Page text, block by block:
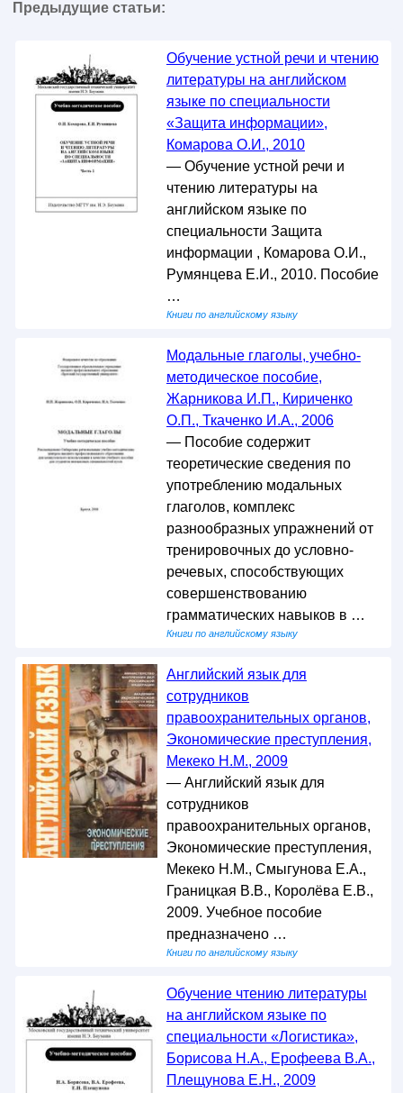
Предыдущие статьи:
Обучение устной речи и чтению
литературы на английском
языке по специальности
«Защита информации»,
Комарова О.И., 2010
— Обучение устной речи и
чтению литературы на
английском языке по
специальности Защита
информации , Комарова О.И.,
Румянцева Е.И., 2010. Пособие
…
Книги по английскому языку
Модальные глаголы, учебно-
методическое пособие,
Жарникова И.П., Кириченко
О.П., Ткаченко И.А., 2006
— Пособие содержит
теоретические сведения по
употреблению модальных
глаголов, комплекс
разнообразных упражнений от
тренировочных до условно-
речевых, способствующих
совершенствованию
грамматических навыков в …
Книги по английскому языку
Английский язык для
сотрудников
правоохранительных органов,
Экономические преступления,
Мекеко Н.М., 2009
— Английский язык для
сотрудников
правоохранительных органов,
Экономические преступления,
Мекеко Н.М., Смыгунова Е.А.,
Границкая В.В., Королёва Е.В.,
2009. Учебное пособие
предназначено …
Книги по английскому языку
Обучение чтению литературы
на английском языке по
специальности «Логистика»,
Борисова Н.А., Ерофеева В.А.,
Плещунова Е.Н., 2009